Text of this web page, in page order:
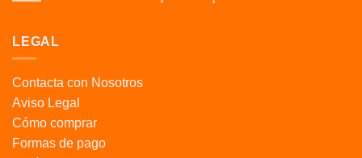
LEGAL
Contacta con Nosotros
Aviso Legal
Cómo comprar
Formas de pago